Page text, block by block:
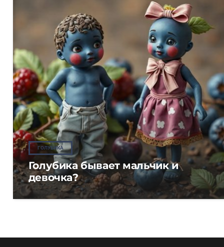
ГОЛУБИКА
Голубика бывает мальчик и
девочка?